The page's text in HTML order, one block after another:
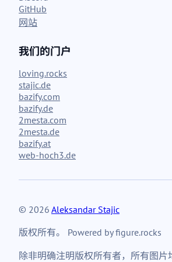
GitHub
网站
我们的门户
loving.rocks
stajic.de
bazify.com
bazify.de
2mesta.com
2mesta.de
bazify.at
web-hoch3.de
© 2026 Aleksandar Stajic
版权所有。 Powered by figure.rocks
除非明确注明版权所有者，所有图